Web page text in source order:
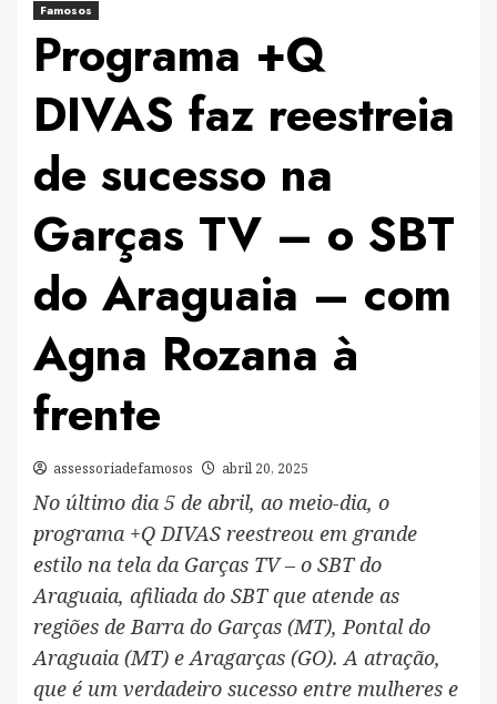
Famosos
Programa +Q
DIVAS faz reestreia
de sucesso na
Garças TV – o SBT
do Araguaia – com
Agna Rozana à
frente
assessoriadefamosos abril 20, 2025
No último dia 5 de abril, ao meio-dia, o
programa +Q DIVAS reestreou em grande
estilo na tela da Garças TV – o SBT do
Araguaia, afiliada do SBT que atende as
regiões de Barra do Garças (MT), Pontal do
Araguaia (MT) e Aragarças (GO). A atração,
que é um verdadeiro sucesso entre mulheres e